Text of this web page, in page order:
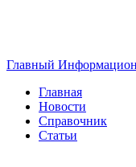
Главный
Главная
Новости
Справочник
Статьи